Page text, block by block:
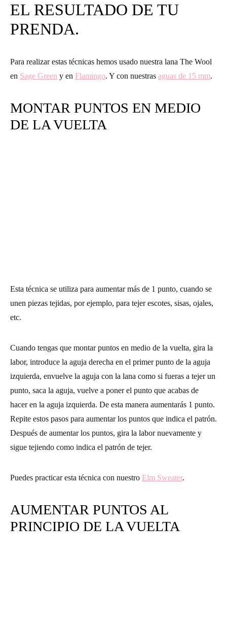
EL RESULTADO DE TU
PRENDA.
Para realizar estas técnicas hemos usado nuestra lana The Wool
en Sage Green y en Flamingo. Y con nuestras aguas de 15 mm.
MONTAR PUNTOS EN MEDIO
DE LA VUELTA
Esta técnica se utiliza para aumentar más de 1 punto, cuando se
unen piezas tejidas, por ejemplo, para tejer escotes, sisas, ojales,
etc.
Cuando tengas que montar puntos en medio de la vuelta, gira la
labor, introduce la aguja derecha en el primer punto de la aguja
izquierda, envuelve la aguja con la lana como si fueras a tejerun
punto, saca la aguja, vuelve a poner el punto que acabas de
hacer en la aguja izquierda. De esta manera aumentarás 1 punto.
Repite estos pasos para aumentar los puntos que indica el patrón.
Después de aumentar los puntos, gira la labor nuevamente y
sigue tejiendo como indica el patrón de tejer.
Puedes practicar esta técnica con nuestro Elm Sweater.
AUMENTAR PUNTOS AL
PRINCIPIO DE LA VUELTA